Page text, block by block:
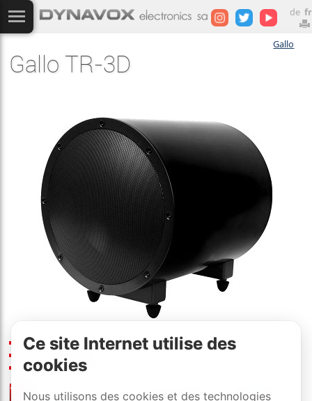
de fr
Gallo
Gallo TR-3D
300W, 18Hz-180kHz
1099
dimensions (l×h×p): 28×31×35 cm
liste de prix/revendeurs officiels
Ce site Internet utilise des
cookies
Nous utilisons des cookies et des technologies